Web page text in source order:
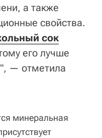
а также
свойства.
сок
его лучше
— отметила
минеральная